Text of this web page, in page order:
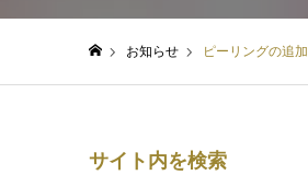
お知らせ ピーリングの追加
サイト内を検索